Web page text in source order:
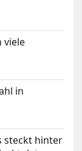
viele
in
steckt hinter